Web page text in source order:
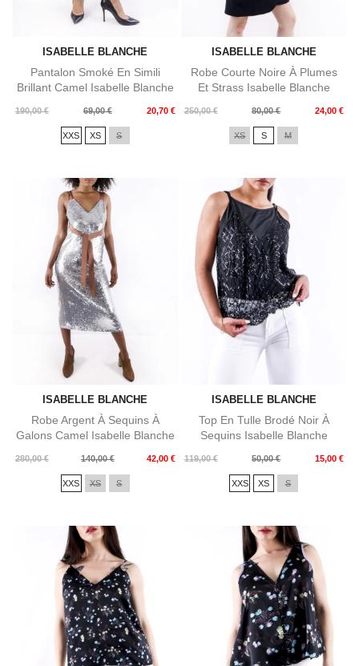
ISABELLE BLANCHE
Pantalon Smoké En Simili
Brillant Camel Isabelle Blanche
190,00 €
Prix
69,00 € 20,70 €
Prix
XXS XS S
ISABELLE BLANCHE
Robe Courte Noire À Plumes
Et Strass Isabelle Blanche
250,00 €
Prix
80,00 € 24,00 €
Prix
XS S M
ISABELLE BLANCHE
Robe Argent À Sequins À
Galons Camel Isabelle Blanche
280,00 €
Prix
140,00 € 42,00 €
Prix
XXS XS S
ISABELLE BLANCHE
Top En Tulle Brodé Noir À
Sequins Isabelle Blanche
119,00 €
Prix
50,00 € 15,00 €
Prix
XXS XS S